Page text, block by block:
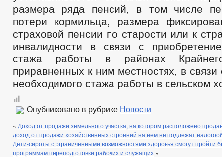
размера ряда пенсий, в том числе
потери кормильца, размера
страховой пенсии по старости или к
инвалидности в связи с
стажа работы в районах
приравненных к ним местностях, в
необходимого стажа работы в сельском
Опубликовано в рубрике Новости
« Доход от продажи земельного участка, на котором расположено
доход от продажи хозяйственных строений на нем не подлежат
Дети-сироты с ограниченными возможностями здоровья смогут пройти
программам переподготовки рабочих и служащих »